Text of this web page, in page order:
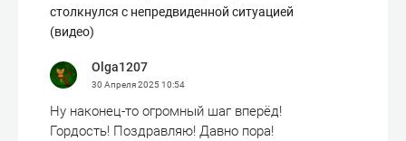
столкнулся с непредвиденной ситуацией
(видео)
Olga1207
30 Апреля 202510:54
Ну наконец-то огромный шаг вперёд!
Гордость! Поздравляю! Давно пора!